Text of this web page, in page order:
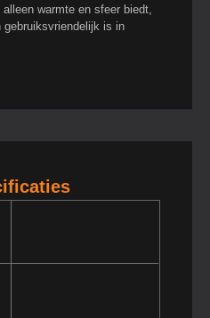
warmte en sfeer biedt,
gebruiksvriendelijk is in